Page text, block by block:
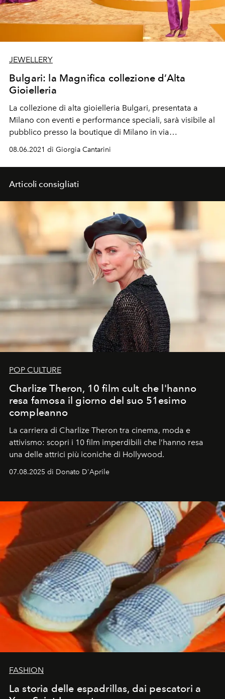
JEWELLERY
Bulgari: la Magnifica collezione d’Alta
Gioielleria
La collezione di alta gioielleria Bulgari, presentata a
Milano con eventi e performance speciali, sarà visibile al
pubblico presso la boutique di Milano in via
08.06.2021 di Giorgia Cantarini
Articoli consigliati
POP CULTURE
Charlize Theron, 10 film cult che l'hanno
resa famosa il giorno del suo 51esimo
compleanno
La carriera di Charlize Theron tra cinema, moda e
attivismo: scopri i 10 film imperdibili che l’hanno resa
una delle attrici più iconiche di Hollywood.
07.08.2025 di Donato D'Aprile
FASHION
La storia delle espadrillas, dai pescatori a